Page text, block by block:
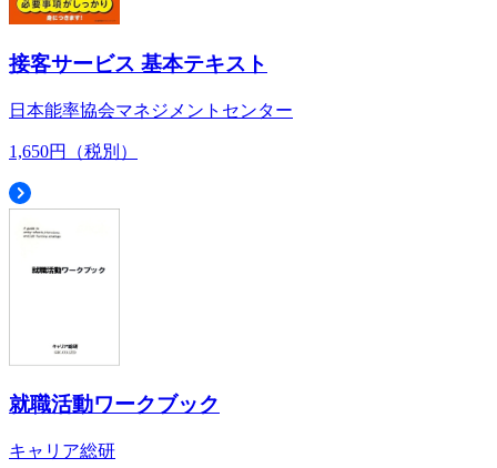
接客サービス 基本テキスト
日本能率協会マネジメントセンター
1,650円（税別）
就職活動ワークブック
キャリア総研